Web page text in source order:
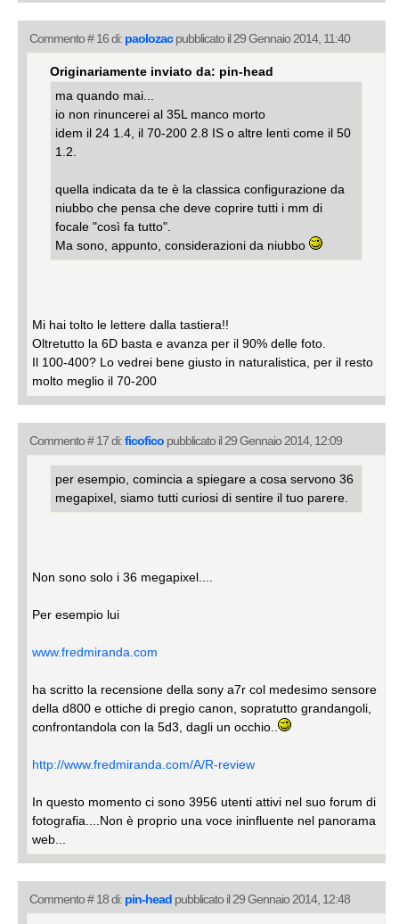
Commento # 16 di: paolozacpubblicato il 29 Gennaio 2014, 11:40
Originariamente inviato da: pin-head
ma quando mai...
io non rinuncerei al 35L manco morto
idem il 24 1.4, il 70-200 2.8 IS o altre lenti come il 50
1.2.
quella indicata da te è la classica configurazione da
niubbo che pensa che deve coprire tutti i mm di
focale "così fa tutto".
Ma sono, appunto, considerazioni da niubbo
Mi hai tolto le lettere dalla tastiera!!
Oltretutto la 6D basta e avanza per il 90% delle foto.
Il 100-400? Lo vedrei bene giusto in naturalistica, per il resto
molto meglio il 70-200
Commento # 17 di:ficofico pubblicato il 29 Gennaio 2014, 12:09
per esempio, comincia a spiegare a cosa servono 36
megapixel, siamo tutti curiosi di sentire il tuo parere.
Non sono solo i 36 megapixel....
Per esempio lui
www.fredmiranda.com
ha scritto la recensione della sony a7r col medesimo sensore
della d800 e ottiche di pregio canon, sopratutto grandangoli,
confrontandola con la 5d3, dagli un occhio..
http://www.fredmiranda.com/A/R-review
In questo momento ci sono 3956 utenti attivi nel suo forum di
fotografia....Non è proprio una voce ininfluente nel panorama
web...
Commento # 18 di: pin-head pubblicato il 29 Gennaio 2014, 12:48